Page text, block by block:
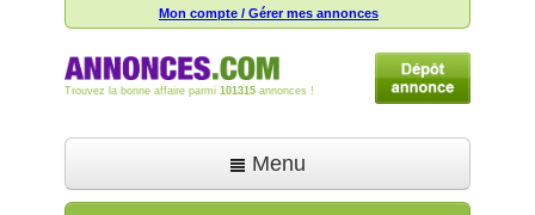
Mon compte / Gérer mes annonces
Trouvez la bonne affaire parmi 101315 annonces !
Menu